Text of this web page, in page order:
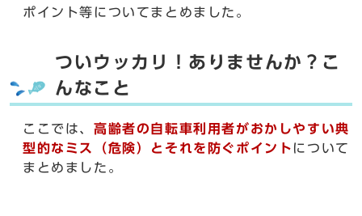
ポイント等についてまとめました。
ついウッカリ！ありませんか？こ
んなこと
ここでは、 高齢者の自転車利用者がおかしやすい典
型的なミス（危険）とそれを防ぐポイント について
まとめました。